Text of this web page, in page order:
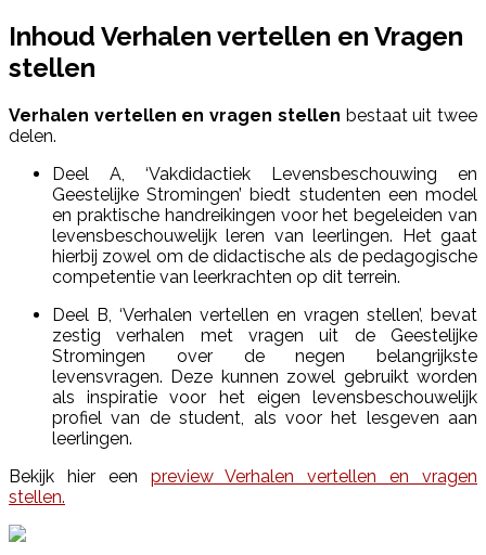
Inhoud Verhalen vertellen en Vragen
stellen
Verhalen vertellen en vragen stellen bestaat uit twee
delen.
Deel A, ‘Vakdidactiek Levensbeschouwing en
Geestelijke Stromingen’ biedt studenten een model
en praktische handreikingen voor het begeleiden van
levensbeschouwelijk leren van leerlingen. Het gaat
hierbij zowel om de didactische als de pedagogische
competentie van leerkrachten op dit terrein.
Deel B, ‘Verhalen vertellen en vragen stellen’, bevat
zestig verhalen met vragen uit de Geestelijke
Stromingen over de negen belangrijkste
levensvragen. Deze kunnen zowel gebruikt worden
als inspiratie voor het eigen levensbeschouwelijk
profiel van de student, als voor het lesgeven aan
leerlingen.
Bekijk hier een preview Verhalen vertellen en vragen
stellen.